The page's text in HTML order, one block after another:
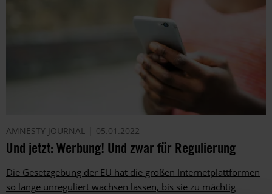
AMNESTY JOURNAL 05.01.2022
Und jetzt: Werbung! Und zwar für Regulierung
Die Gesetzgebung der EU hat die großen Internetplattformen
so lange unreguliert wachsen lassen, bis sie zu mächtig